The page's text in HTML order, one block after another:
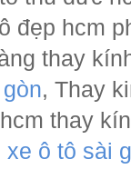
đẹp hcm
thay
, Thay
thay
xe ô tô sài